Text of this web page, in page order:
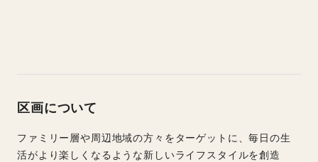
区画について
ファミリー層や周辺地域の方々をターゲットに、毎日の生
活がより楽しくなるような新しいライフスタイルを創造